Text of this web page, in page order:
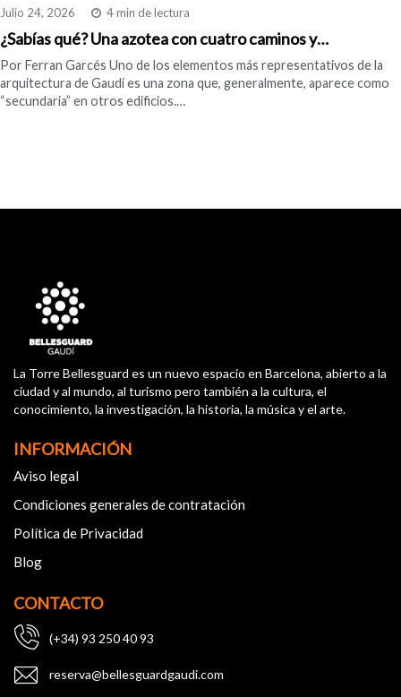
Julio 24, 2026 4 min de lectura
¿Sabías qué? Una azotea con cuatro caminos y…
Por Ferran Garcés Uno de los elementos más representativos de la
arquitectura de Gaudí es una zona que, generalmente, aparece como
“secundaria” en otros edificios.…
La Torre Bellesguard es un nuevo espacio en Barcelona, abierto a la
ciudad y al mundo, al turismo pero también a la cultura, el
conocimiento, la investigación, la historia, la música y el arte.
INFORMACIÓN
Aviso legal
Condiciones generales de contratación
Política de Privacidad
Blog
CONTACTO
(+34) 93 250 40 93
reserva@bellesguardgaudi.com